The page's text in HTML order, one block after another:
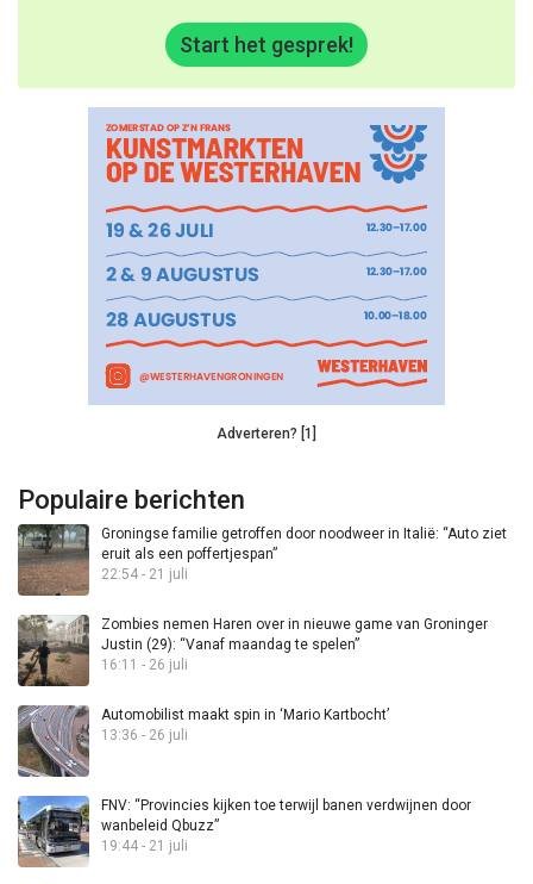
Start het gesprek!
Adverteren? [1]
Populaire berichten
Groningse familie getroffen door noodweer in Italië: “Auto ziet
eruit als een poffertjespan”
22:54 - 21 juli
Zombies nemen Haren over in nieuwe game van Groninger
Justin (29): “Vanaf maandag te spelen”
16:11 - 26 juli
Automobilist maakt spin in ‘Mario Kartbocht’
13:36 - 26 juli
FNV: “Provincies kijken toe terwijl banen verdwijnen door
wanbeleid Qbuzz”
19:44 - 21 juli